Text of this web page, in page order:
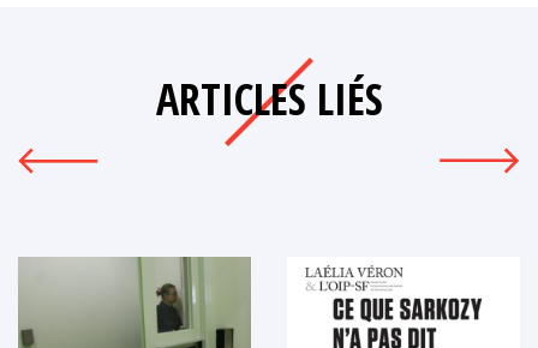
ARTICLES LIÉS